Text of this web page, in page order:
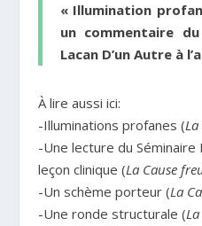
« Illumination
un commentaire
Lacan D’un Autre à
À lire aussi ici:
-Illuminations profanes (
-Une lecture du Séminaire
leçon clinique (La Cause
-Un schème porteur (La
-Une ronde structurale (